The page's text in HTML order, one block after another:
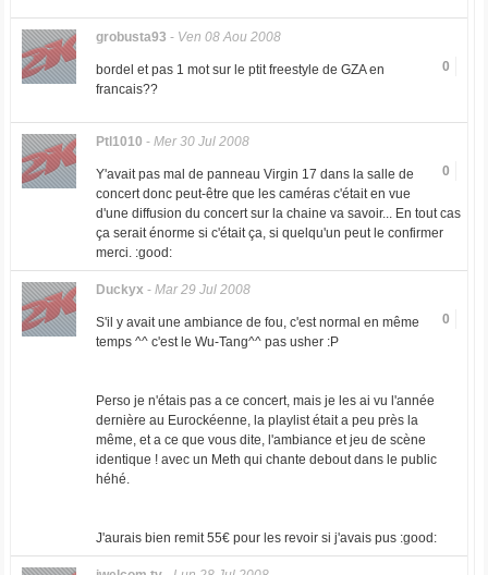
grobusta93 - Ven 08 Aou 2008
0
bordel et pas 1 mot sur le ptit freestyle de GZA en
francais??
Ptl1010 - Mer 30 Jul 2008
0
Y'avait pas mal de panneau Virgin 17 dans la salle de
concert donc peut-être que les caméras c'était en vue
d'une diffusion du concert sur la chaine va savoir... En tout cas
ça serait énorme si c'était ça, si quelqu'un peut le confirmer
merci. :good:
Duckyx - Mar 29 Jul 2008
0
S'il y avait une ambiance de fou, c'est normal en même
temps ^^ c'est le Wu-Tang^^ pas usher :P
Perso je n'étais pas a ce concert, mais je les ai vu l'année
dernière au Eurockéenne, la playlist était a peu près la
même, et a ce que vous dite, l'ambiance et jeu de scène
identique ! avec un Meth qui chante debout dans le public
héhé.
J'aurais bien remit 55€ pour les revoir si j'avais pus :good: